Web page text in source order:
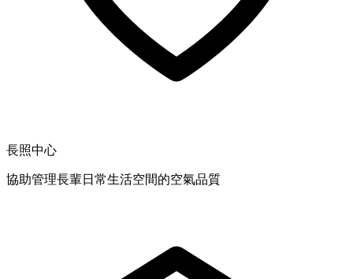
長照中心
協助管理長輩日常生活空間的空氣品質